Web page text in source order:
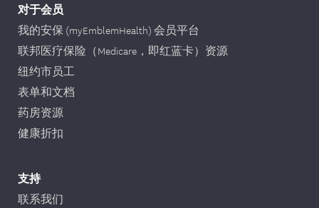
对于会员
我的安保 (myEmblemHealth) 会员平台
联邦医疗保险（Medicare，即红蓝卡）资源
纽约市员工
表单和文档
药房资源
健康折扣
支持
联系我们